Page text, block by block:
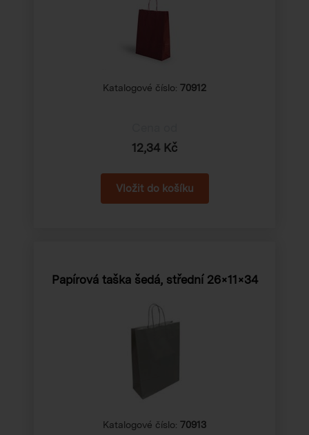
Katalogové číslo: 70912
12,34 Kč
Papírová taška šedá, střední 26×11×34
Katalogové číslo: 70913